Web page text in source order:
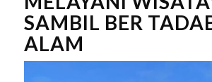
SAMBIL BER
ALAM